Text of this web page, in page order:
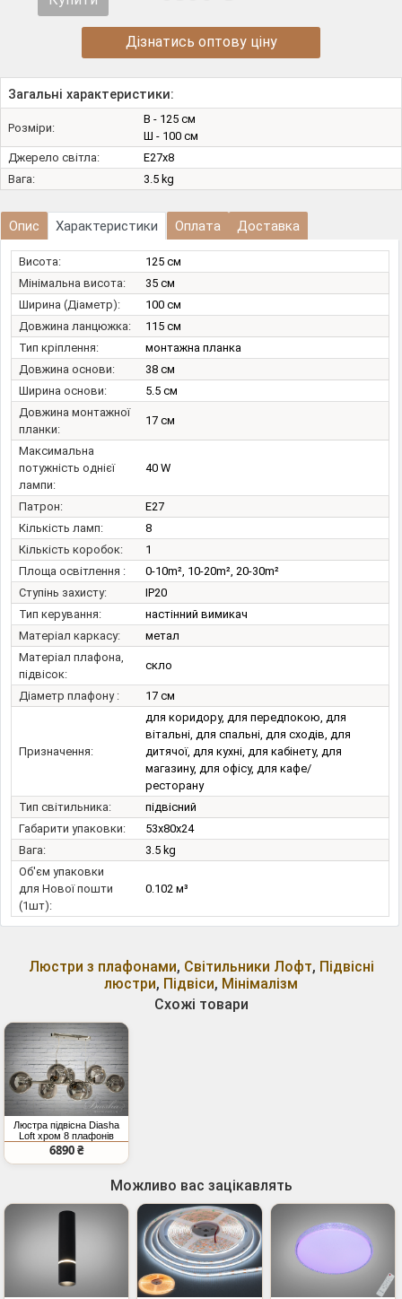
Дізнатись оптову ціну
Загальні характеристики:
Розміри:
В - 125 см
Ш - 100 см
Джерело світла:
E27х8
Вага:
3.5 kg
Опис Характеристики Оплата Доставка
Висота:
125 см
Мінімальна висота:
35 см
Ширина (Діаметр):
100 см
Довжина ланцюжка:
115 см
Тип кріплення:
монтажна планка
Довжина основи:
38 см
Ширина основи:
5.5 см
Довжина монтажної
планки:
17 см
Максимальна
потужність однієї
лампи:
40 W
Патрон:
E27
Кількість ламп:
8
Кількість коробок:
1
Площа освітлення :
0-10m², 10-20m², 20-30m²
Ступінь захисту:
IP20
Тип керування:
настінний вимикач
Матеріал каркасу:
метал
Матеріал плафона,
підвісок:
скло
Діаметр плафону : 17 см
Призначення:
для коридору, для передпокою, для
вітальні, для спальні, для сходів, для
дитячої, для кухні, для кабінету, для
магазину, для офісу, для кафе/
ресторану
Тип світильника:
підвісний
Габарити упаковки:
53x80x24
Вага:
3.5 kg
Об'єм упаковки
для Нової пошти
(1шт):
0.102 м³
Люстри з плафонами, Світильники Лофт, Підвісні
люстри, Підвіси, Мінімалізм
Схожі товари
Люстра підвісна Diasha
Loft хром 8 плафонів
6890 ₴
Можливо вас зацікавлять